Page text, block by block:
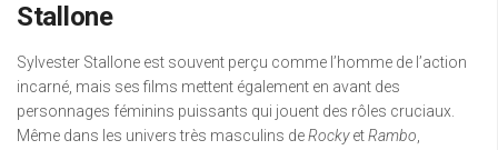
Stallone
Sylvester Stallone est souvent perçu comme l’homme de l’action
incarné, mais ses films mettent également en avant des
personnages féminins puissants qui jouent des rôles cruciaux.
Même dans les univers très masculins deRockyetRambo,